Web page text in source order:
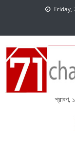
Friday,
শ্রাবণ,